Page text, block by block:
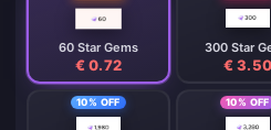
60 Star Gems
€ 0.72
300 Star
€ 3.50
10% OFF 10% OFF